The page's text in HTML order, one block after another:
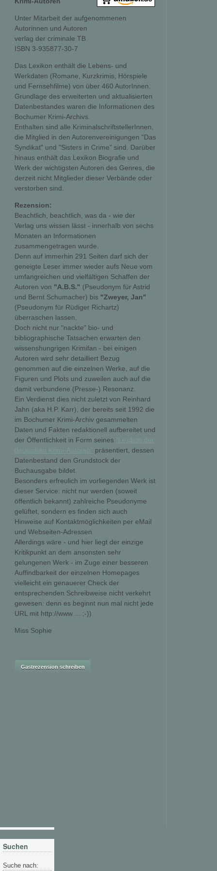
Unter Mitarbeit der aufgenommenen
Autorinnen und Autoren
verlag der criminale TB
ISBN 3-935877-30-7
Das Lexikon enthält die Lebens- und
Werkdaten (Romane, Kurzkrimis, Hörspiele
und Fernsehfilme) von über 460 AutorInnen.
Grundlage des erweiterten und aktualisierten
Datenbestandes waren die Informationen des
Bochumer Krimi-Archivs.
Enthalten sind alle KriminalschriftstellerInnen,
die Mitglied in den Autorenvereinigungen "Das
Syndikat" und "Sisters in Crime" sind. Darüber
hinaus enthält das Lexikon Biografie und
Werk der wichtigsten Autoren des Genres, die
derzeit nicht Mitglieder dieser Verbände oder
verstorben sind.
Rezension:
Beachtlich, beachtlich, was da - wie der
Verlag uns wissen lässt - innerhalb von sechs
Monaten an Informationen
zusammengetragen wurde.
Denn auf immerhin 291 Seiten darf sich der
geneigte Leser immer wieder aufs Neue vom
umfangreichen und vielfältigen Schaffen der
Autoren von "A.B.S." (Pseudonym für Astrid
und Bernt Schumacher) bis "Zweyer, Jan"
(Pseudonym für Rüdiger Richartz)
überraschen lassen.
Doch nicht nur "nackte" bio- und
bibliographische Tatsachen erwarten den
wissenshungrigen Krimifan - bei einigen
Autoren wird sehr detailliert Bezug
genommen auf die einzelnen Werke, auf die
Figuren und Plots und zuweilen auch auf die
damit verbundene (Presse-) Resonanz.
Ein Verdienst dies nicht zuletzt von Reinhard
Jahn (aka H.P. Karr), der bereits seit 1992 die
im Bochumer Krimi-Archiv gesammelten
Daten und Fakten redaktionell aufbereitet und
der Öffentlichkeit in Form seines
präsentiert, dessen
Datenbestand den Grundstock der
Buchausgabe bildet.
Besonders erfreulich im vorliegenden Werk ist
dieser Service: nicht nur werden (soweit
öffentlich bekannt) zahlreiche Pseudonyme
gelüftet, sondern es finden sich auch
Hinweise auf Kontaktmöglichkeiten per eMail
und Webseiten-Adressen.
Allerdings wäre - und hier liegt der einzige
Kritikpunkt an dem ansonsten sehr
gelungenen Werk - im Zuge einer besseren
Auffindbarkeit der einzelnen Homepages
vielleicht ein genauerer Check der
entsprechenden Schreibweise nicht verkehrt
gewesen: denn es beginnt nun mal nicht jede
URL mit http://www ... ;-))
Miss Sophie
Suchen
Suche nach: